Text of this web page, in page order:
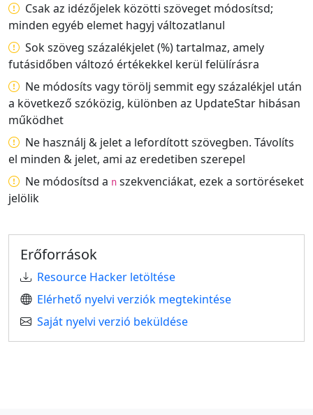
Csak az idézőjelek közötti szöveget módosítsd;
minden egyéb elemet hagyj változatlanul
Sok szöveg százalékjelet (%) tartalmaz, amely
futásidőben változó értékekkel kerül felülírásra
Ne módosíts vagy törölj semmit egy százalékjel után
a következő szóközig, különben az UpdateStar hibásan
működhet
Ne használj & jelet a lefordított szövegben. Távolíts
el minden & jelet, ami az eredetiben szerepel
Ne módosítsd a n szekvenciákat, ezek a sortöréseket
jelölik
Erőforrások
Resource Hacker letöltése
Elérhető nyelvi verziók megtekintése
Saját nyelvi verzió beküldése